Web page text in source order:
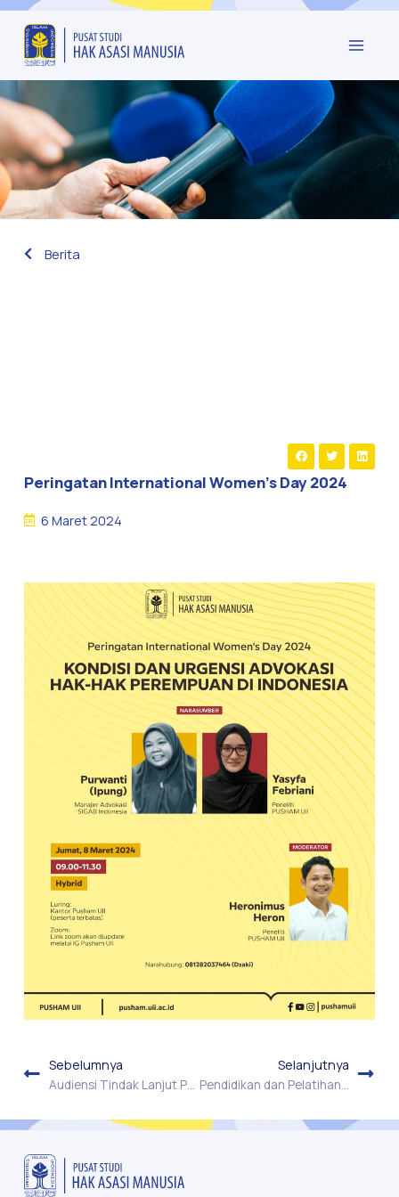
Berita
Peringatan International Women’s Day 2024
6 Maret 2024
Sebelumnya
Audiensi Tindak Lanjut Peraturan Kabareskrim Polri tentang SOP Penanganan Perkara Penyandang Disabilitas Berhadapan dengan Hukum
Selanjutnya
Pendidikan dan Pelatihan tentang Peradilan yang Fair bagi Penyandang Disabilitas Berhadapan dengan Hukum di Badan Diklat Kejaksaan Republik Indonesia